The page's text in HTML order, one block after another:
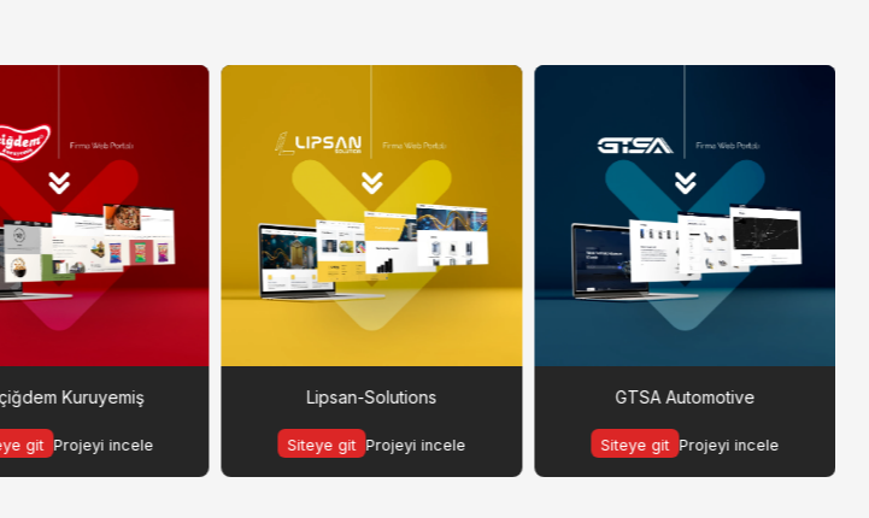
Kuruyemiş
git Projeyi incele
Lipsan-Solutions
Siteye git Projeyi incele
GTSA Automotive
Siteye git Projeyi incele